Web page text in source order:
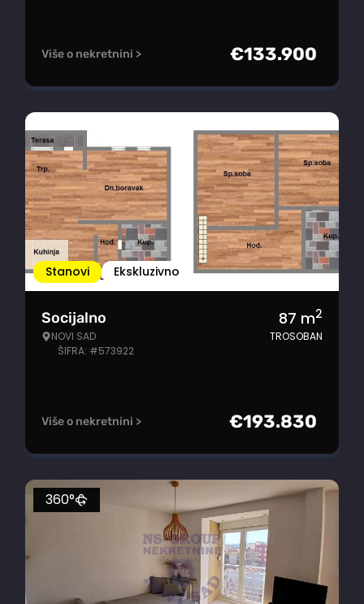
Više o nekretnini > €133.900
Stanovi Ekskluzivno
Socijalno
NOVI SAD
ŠIFRA: #573922
87 m2
TROSOBAN
Više o nekretnini > €193.830
360°